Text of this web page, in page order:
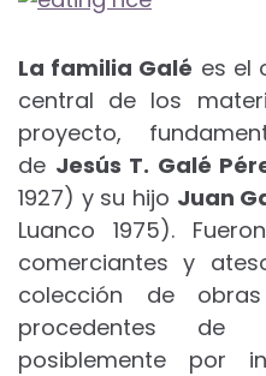
La familia Galé es el
central de los
proyecto,
de Jesús T. Galé
1927) y su hijo Juan
Luanco 1975).
comerciantes y
colección de
procedentes de
posiblemente por